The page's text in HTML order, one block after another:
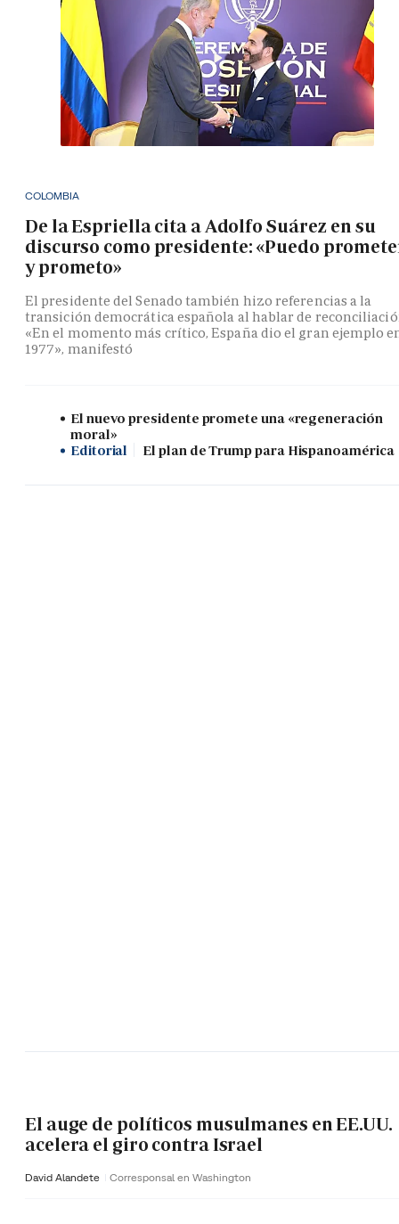
COLOMBIA
De la Espriella cita a Adolfo Suárez en su
discurso como presidente: «Puedo
y prometo»
El presidente del Senado también hizo referencias a la
transición democrática española al hablar de
«En el momento más crítico, España dio el gran ejemplo
1977», manifestó
El nuevo presidente promete una «regeneración
moral»
Editorial
El plan de Trump para Hispanoamérica
El auge de políticos musulmanes en EE.UU.
acelera el giro contra Israel
David Alandete Corresponsal en Washington